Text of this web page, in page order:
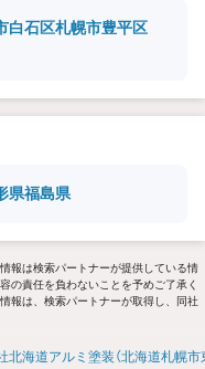
白石区札幌市豊平区
県福島県
報は検索パートナーが提供している情
の責任を負わないことを予めご了承く
報は、検索パートナーが取得し、同社
北海道アルミ塗装（北海道札幌市